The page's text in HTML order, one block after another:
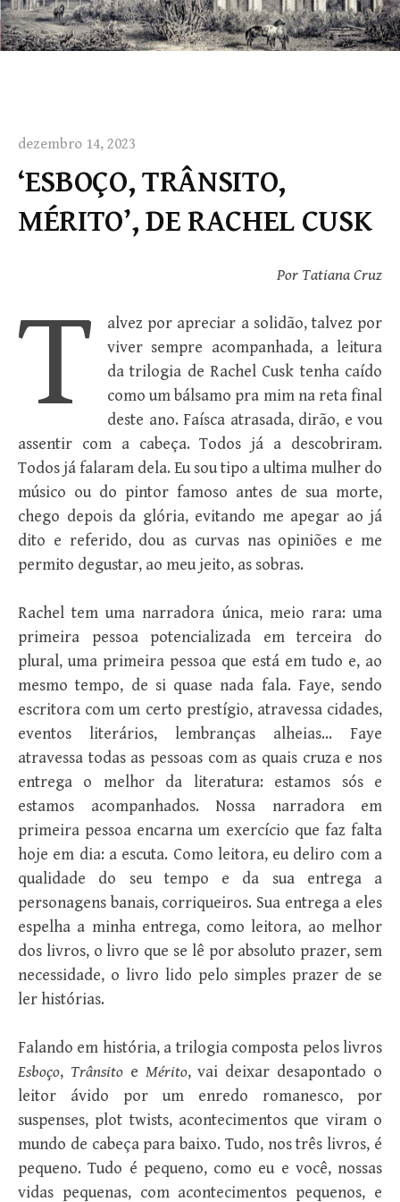
dezembro 14, 2023
‘ESBOÇO, TRÂNSITO,
MÉRITO’, DE RACHEL CUSK
Por Tatiana Cruz
T
alvez por apreciar a solidão, talvez por
viver sempre acompanhada, a leitura
da trilogia de Rachel Cusk tenha caído
como um bálsamo pra mim na reta final
deste ano. Faísca atrasada, dirão, e vou
assentir com a cabeça. Todos já a descobriram.
Todos já falaram dela. Eu sou tipo a ultima mulher do
músico ou do pintor famoso antes de sua morte,
chego depois da glória, evitando me apegar ao já
dito e referido, dou as curvas nas opiniões e me
permito degustar, ao meu jeito, as sobras.
Rachel tem uma narradora única, meio rara: uma
primeira pessoa potencializada em terceira do
plural, uma primeira pessoa que está em tudo e, ao
mesmo tempo, de si quase nada fala. Faye, sendo
escritora com um certo prestígio, atravessa cidades,
eventos literários, lembranças alheias… Faye
atravessa todas as pessoas com as quais cruza e nos
entrega o melhor da literatura: estamos sós e
estamos acompanhados. Nossa narradora em
primeira pessoa encarna um exercício que faz falta
hoje em dia: a escuta. Como leitora, eu deliro com a
qualidade do seu tempo e da sua entrega a
personagens banais, corriqueiros. Sua entrega a eles
espelha a minha entrega, como leitora, ao melhor
dos livros, o livro que se lê por absoluto prazer, sem
necessidade, o livro lido pelo simples prazer de se
ler histórias.
Falando em história, a trilogia composta pelos livros
Esboço, Trânsito e Mérito, vai deixar desapontado o
leitor ávido por um enredo romanesco, por
suspenses, plot twists, acontecimentos que viram o
mundo de cabeça para baixo. Tudo, nos três livros, é
pequeno. Tudo é pequeno, como eu e você, nossas
vidas pequenas, com acontecimentos pequenos, e